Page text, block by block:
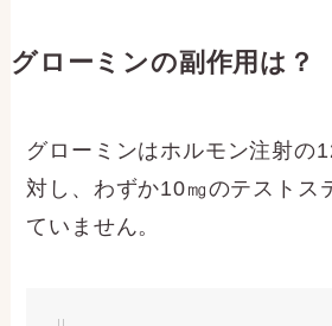
グローミンの副作用は？
グローミンはホルモン注射の
対し、わずか10㎎のテストス
ていません。